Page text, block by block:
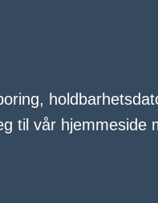
til vår hjemmeside